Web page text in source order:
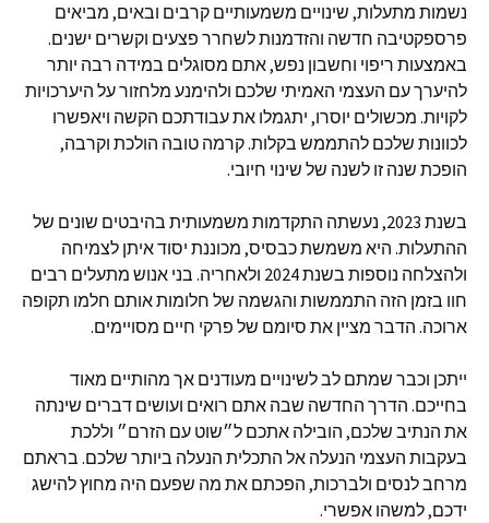
נשמות מתעלות, שינויים משמעותיים קרבים ובאים, מביאים
פרספקטיבה חדשה והזדמנות לשחרר פצעים וקשרים ישנים.
באמצעות ריפוי וחשבון נפש,אתם מסוגלים במידה רבה יותר
להיערך עם העצמי האמיתי שלכם ולהימנע מלחזור על היערכויות
לקויות. מכשולים יוסרו, יתגמלו את עבודתכם הקשה ויאפשרו
לכוונות שלכם להתממש בקלות.קרמה טובה הולכת וקרבה,
הופכת שנה זו לשנה של שינוי חיובי.
בשנת
נעשתה התקדמות משמעותית בהיבטים שונים של
ההתעלות. היא משמשת כבסיס, מכוננת יסוד איתן לצמיחה
ולהצלחה נוספות בשנת
ולאחריה. בני אנוש מתעלים רבים
חוו בזמן הזה התממשות והגשמה של חלומות אותם חלמו תקופה
ארוכה. הדבר מציין את סיומם של פרקי חיים מסויימים.
ייתכן וכבר שמתם לב לשינויים מעודנים אך מהותיים מאוד
בחייכם. הדרך החדשה שבה אתם רואים ועושים דברים שינתה
את הנתיב שלכם, הובילה אתכם ל״שוט עם הזרם״ וללכת
בעקבות העצמי הנעלה אל התכלית הנעלה ביותר שלכם. בראתם
מרחב לנסים ולברכות, הפכתם את מה שפעם היה מחוץ להישג
ידכם,למשהו אפשרי.